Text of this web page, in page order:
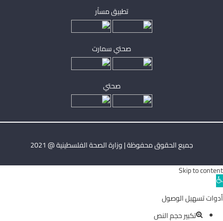
تطبيق مساْر
صحتي سمارت
صحتي
جميع الحقوق محفوظة | وزارة الصحة الفلسطينية @ 2021
Skip to content
Open
toolbar
أدوات تسهيل الوصول
تكبير حجم النص